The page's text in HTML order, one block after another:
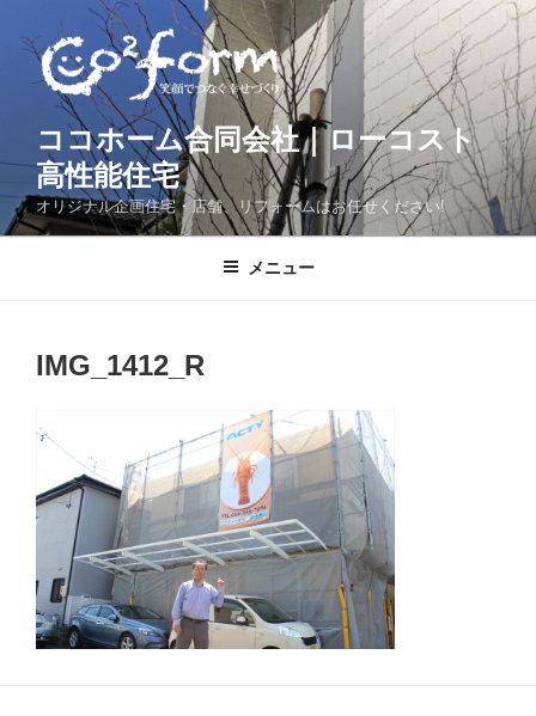
キ
ッ
ココホーム合同会社｜ローコスト
高性能住宅
オリジナル企画住宅・店舗、リフォームはお任せください!
メニュー
IMG_1412_R